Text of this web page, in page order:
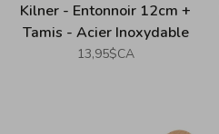
Kilner - Entonnoir 12cm +
Tamis - Acier Inoxydable
13,95$CA